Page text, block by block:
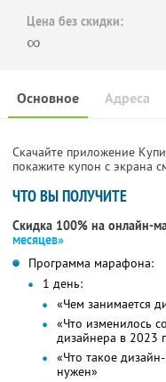
Цена без скидки:
∞
Основное Адреса
Скачайте приложение
покажите купон с экрана
ЧТО ВЫ ПОЛУЧИТЕ
Скидка 100% на онлайн-
месяцев»
Программа марафона:
1 день:
«Чем занимается
«Что изменилось
дизайнера в 2023
«Что такое
нужен»